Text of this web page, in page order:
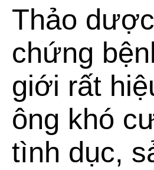
Thảo dược
chứng
giới rất
ông khó
tình dục,